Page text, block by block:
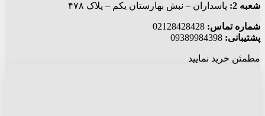
شعبه 2: پاسداران – نبش بهارستان یکم – پلاک ۴۷۸
شماره تماس:
پشتیبانی:
مطمئن خرید نمایید